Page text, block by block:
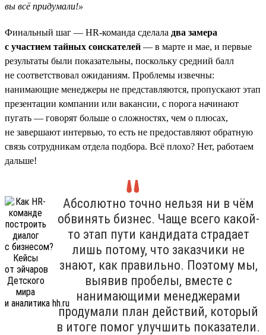
вы всё придумали!»
Финальный шаг — HR-команда сделала два замера
с участием тайных соискателей — в марте и мае, и первые
результаты были показательны, поскольку средний балл
не соответствовал ожиданиям. Проблемы извечны:
нанимающие менеджеры не представляются, пропускают этап
презентации компании или вакансии, с порога начинают
пугать — говорят больше о сложностях, чем о плюсах,
не завершают интервью, то есть не предоставляют обратную
связь сотрудникам отдела подбора. Всё плохо? Нет, работаем
дальше!
Абсолютно точно нельзя ни в чём
обвинять бизнес. Чаще всего какой-
то этап пути кандидата страдает
лишь потому, что заказчики не
знают, как правильно. Поэтому мы,
выявив пробелы, вместе с
нанимающими менеджерами
продумали план действий, который
в итоге помог улучшить показатели.